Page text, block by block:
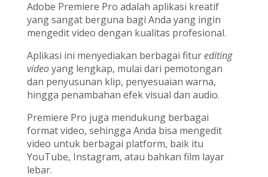
Adobe Premiere Pro adalah aplikasi kreatif
yang sangat berguna bagi Anda yang ingin
mengedit video dengan kualitas profesional.
Aplikasi ini menyediakan berbagai fiturediting
videoyang lengkap, mulai dari pemotongan
dan penyusunan klip, penyesuaian warna,
hingga penambahan efek visual dan audio.
Premiere Pro juga mendukung berbagai
format video, sehingga Anda bisa mengedit
video untuk berbagai platform, baik itu
YouTube, Instagram, atau bahkan film layar
lebar.